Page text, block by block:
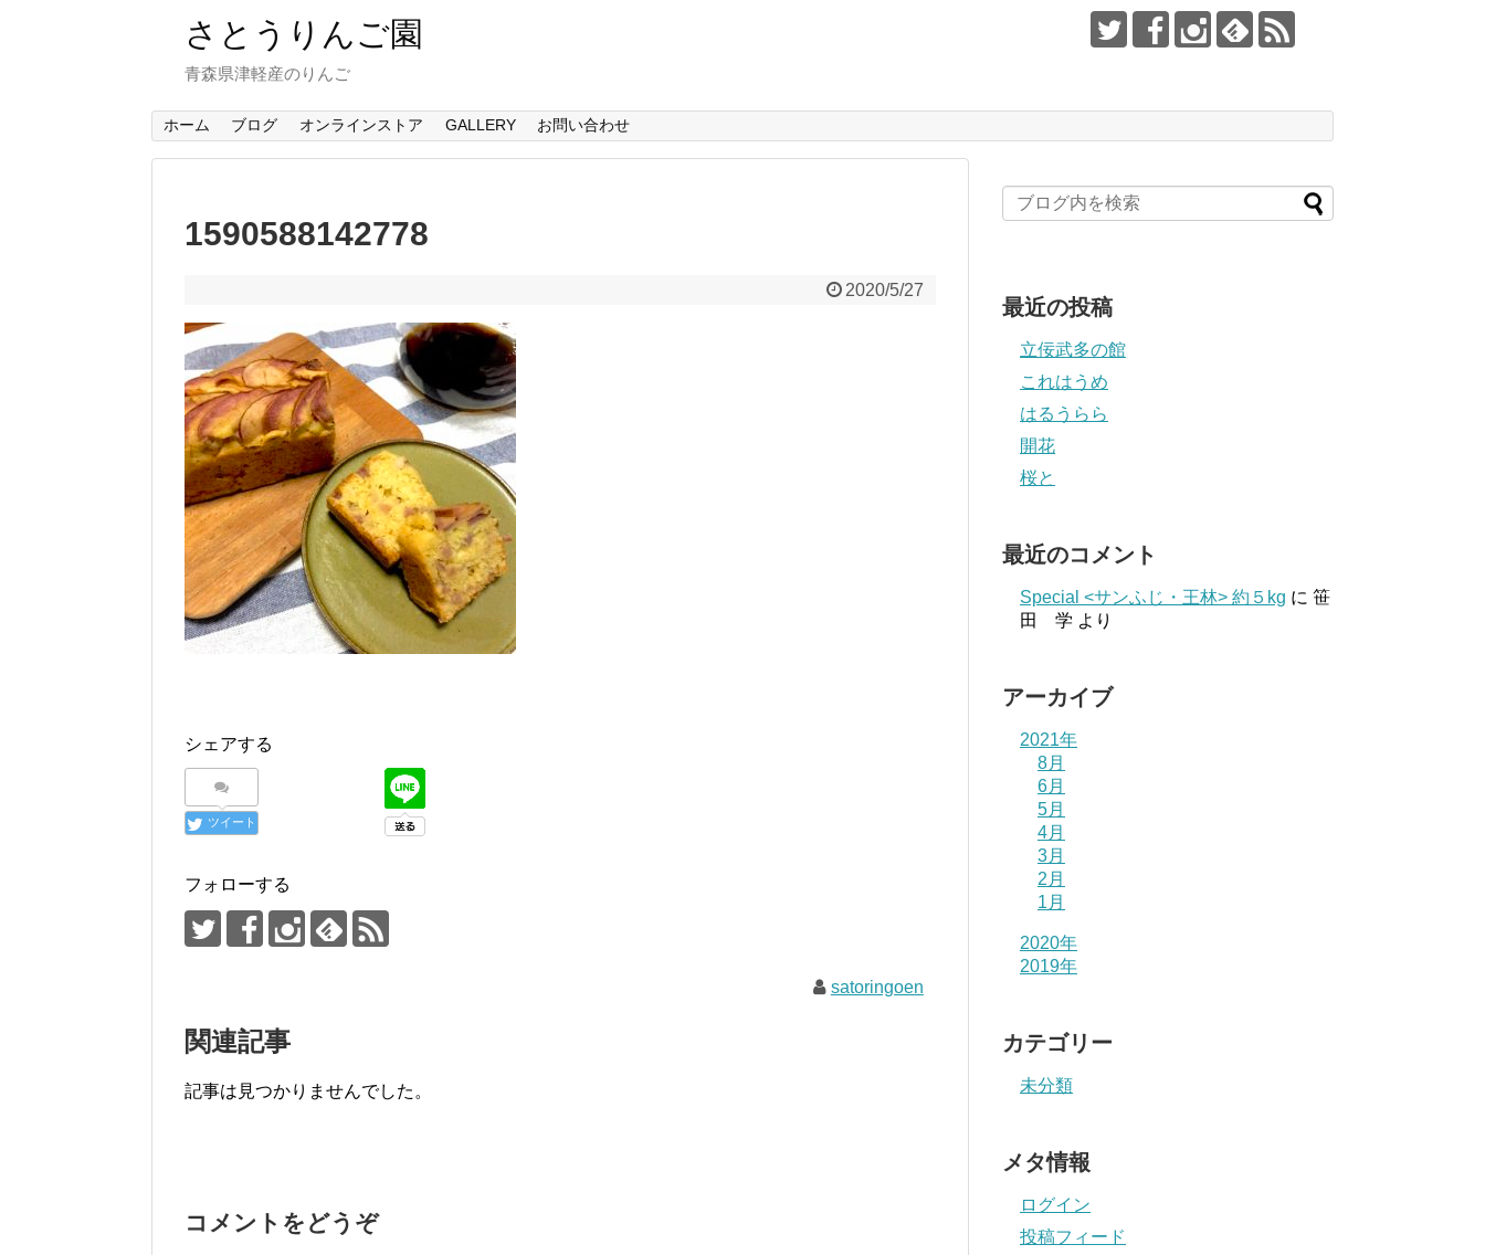
さとうりんご園
青森県津軽産のりんご
ホーム ブログ オンラインストア GALLERY お問い合わせ
1590588142778
2020/5/27
シェアする
ツイート
フォローする
satoringoen
関連記事
記事は見つかりませんでした。
コメントをどうぞ
最近の投稿
立佞武多の館
これはうめ
はるうらら
開花
桜と
最近のコメント
Special <サンふじ・王林> 約５kg に 笹
田 学 より
アーカイブ
2021年
8月
6月
5月
4月
3月
2月
1月
2020年
2019年
カテゴリー
未分類
メタ情報
ログイン
投稿フィード